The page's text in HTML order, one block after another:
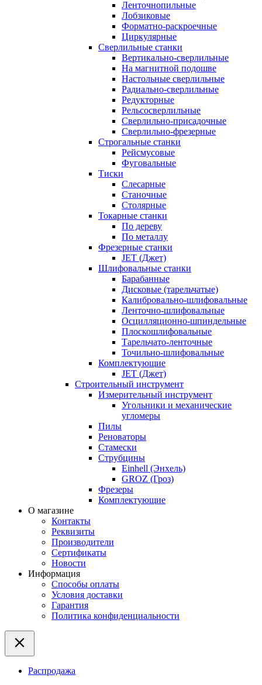
Ленточнопильные
Лобзиковые
Форматно-раскроечные
Циркулярные
Сверлильные станки
Вертикально-сверлильные
На магнитной подошве
Настольные сверлильные
Радиально-сверлильные
Редукторные
Рельсосверлильные
Сверлильно-присадочные
Сверлильно-фрезерные
Строгальные станки
Рейсмусовые
Фуговальные
Тиски
Слесарные
Станочные
Столярные
Токарные станки
По дереву
По металлу
Фрезерные станки
JET (Джет)
Шлифовальные станки
Барабанные
Дисковые (тарельчатые)
Калибровально-шлифовальные
Ленточно-шлифовальные
Осцилляционно-шпиндельные
Плоскошлифовальные
Тарельчато-ленточные
Точильно-шлифовальные
Комплектующие
JET (Джет)
Строительный инструмент
Измерительный инструмент
Угольники и механические
угломеры
Пилы
Реноваторы
Стамески
Струбцины
Einhell (Энхель)
GROZ (Гроз)
Фрезеры
Комплектующие
О магазине
Контакты
Реквизиты
Производители
Сертификаты
Новости
Информация
Способы оплаты
Условия доставки
Гарантия
Политика конфиденциальности
Распродажа